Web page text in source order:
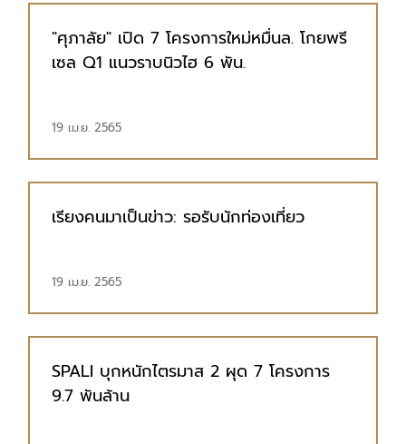
"ศุภาลัย" เปิด 7 โครงการใหม่หมื่นล. โกยพรี
เซล Q1 แนวราบนิวไฮ 6 พัน.
19 เม.ย. 2565
เรียงคนมาเป็นข่าว: รอรับนักท่องเที่ยว
19 เม.ย. 2565
SPALI บุกหนักไตรมาส 2 ผุด 7 โครงการ
9.7 พันล้าน